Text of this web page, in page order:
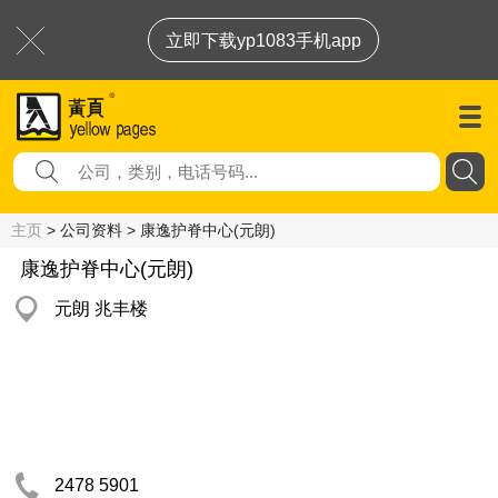
立即下载yp1083手机app
主页 > 公司资料 > 康逸护脊中心(元朗)
康逸护脊中心(元朗)
元朗 兆丰楼
2478 5901